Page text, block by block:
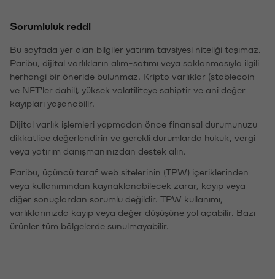
Sorumluluk reddi
Bu sayfada yer alan bilgiler yatırım tavsiyesi niteliği taşımaz.
Paribu, dijital varlıkların alım-satımı veya saklanmasıyla ilgili
herhangi bir öneride bulunmaz. Kripto varlıklar (stablecoin
ve NFT'ler dahil), yüksek volatiliteye sahiptir ve ani değer
kayıpları yaşanabilir.
Dijital varlık işlemleri yapmadan önce finansal durumunuzu
dikkatlice değerlendirin ve gerekli durumlarda hukuk, vergi
veya yatırım danışmanınızdan destek alın.
Paribu, üçüncü taraf web sitelerinin (TPW) içeriklerinden
veya kullanımından kaynaklanabilecek zarar, kayıp veya
diğer sonuçlardan sorumlu değildir. TPW kullanımı,
varlıklarınızda kayıp veya değer düşüşüne yol açabilir. Bazı
ürünler tüm bölgelerde sunulmayabilir.